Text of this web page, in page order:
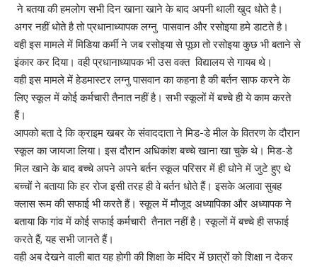
ने बतया की हमलोग सभी दिन खाना खाने के बाद अपनी थाली खुद धोते है।
अगर नहीं धोते है तो प्रधानाध्यापक लग्नु पासवान और रसोइया हमे डाटते है।
वही इस मामले में मिडिया कर्मी ने जब रसोइया से पूछा तो रसोइया कुछ भी बताने से
इंकार कर दिया। वही प्रधानाध्यापक भी उस वक्त विद्यालय से गायब थे।
वही इस मामले में हेडमास्टर लग्नु पासवान का कहना है की बर्तन साफ करने के
लिए स्कूल में कोई कर्मचारी तैनात नहीं है। सभी स्कूलों में बच्चे ही ये काम करते
हैं।
आपको बता दे कि क्राइम खबर के संवाददाता ने मिड-डे मील के वितरण के दौरान
स्कूल का जायजा लिया। इस दौरान अधिकांश बच्चे खाना खा चुके थे। मिड-डे
मिल खाने के बाद बच्चे अपने अपने बर्तन स्कूल परिसर में ही धोने में जुटे हुए थे
बच्चों ने बताया कि हर रोज इसी तरह ही वे बर्तन धोते हैं। इसके अलावा सुबह
क्लास रूम की सफाई भी करते हैं। स्कूल में मौजूद अध्यापिका और अध्यापक ने
बताया कि गांव में कोई सफाई कर्मचारी तैनात नहीं है। स्कूलों में बच्चे ही सफाई
करते हैं, यह सभी जानते हैं।
वही अब देखने वाली बात यह होगी की शिक्षा के मंदिर में छात्रों को शिक्षा न देकर